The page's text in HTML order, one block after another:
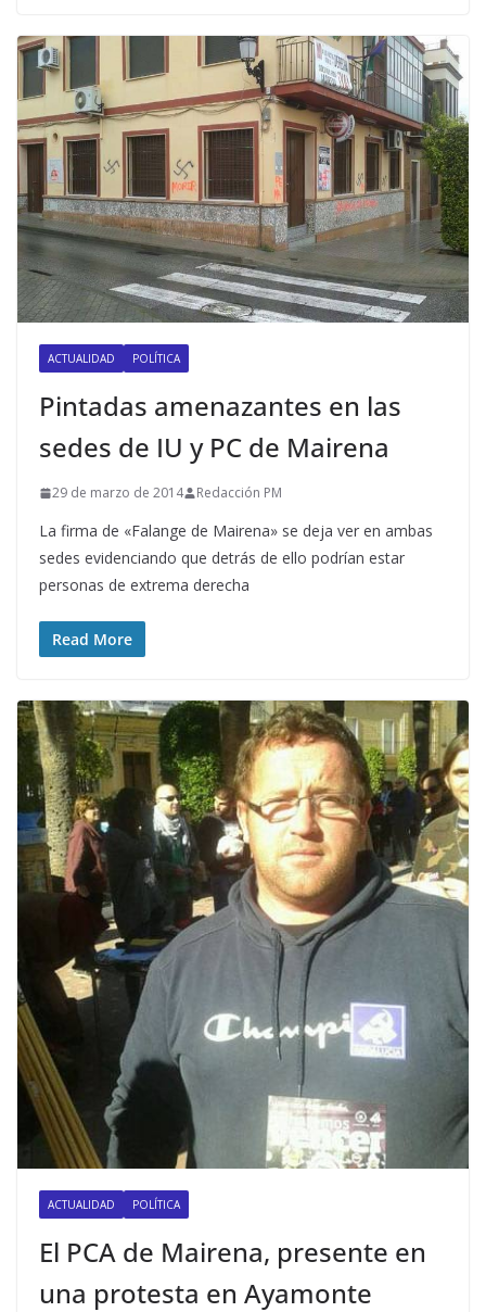
ACTUALIDAD POLÍTICA
Pintadas amenazantes en las
sedes de IU y PC de Mairena
29 de marzo de 2014 Redacción PM
La firma de «Falange de Mairena» se deja ver en ambas
sedes evidenciando que detrás de ello podrían estar
personas de extrema derecha
Read More
ACTUALIDAD POLÍTICA
El PCA de Mairena, presente en
una protesta en Ayamonte